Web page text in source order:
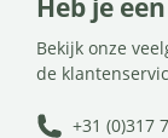
Heb je
Bekijk onze
de
+31 (0)317